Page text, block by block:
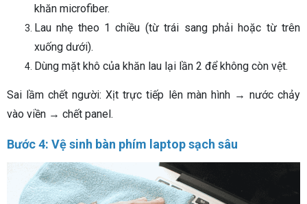
khăn microfiber.
Lau nhẹ theo 1 chiều (từ trái sang phải hoặc từ trên
xuống dưới).
Dùng mặt khô của khăn lau lại lần 2 để không còn vệt.
Sai lầm chết người: Xịt trực tiếp lên màn hình → nước chảy
vào viền → chết panel.
Bước 4: Vệ sinh bàn phím laptop sạch sâu